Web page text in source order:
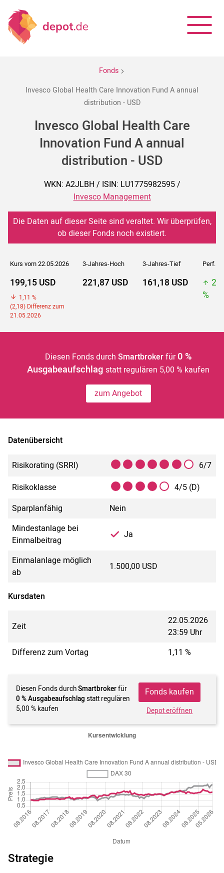
Fonds
Invesco Global Health Care Innovation Fund A annual
distribution - USD
Invesco Global Health Care
Innovation Fund A annual
distribution - USD
WKN: A2JLBH / ISIN: LU1775982595 /
Invesco Management
Die Daten auf dieser Seite sind veraltet. Wir überprüfen,
ob dieser Fonds noch existiert.
Kurs vom 22.05.2026 3-Jahres-Hoch 3-Jahres-Tief Perf. 5J
199,15 USD
1,11 %
(2,18) Differenz zum
21.05.2026
221,87 USD 161,18 USD
%
Diesen Fonds durch Smartbrokerfür 0 %
Ausgabeaufschlagstatt regulären 5,00 % kaufen
zum Angebot
Datenübersicht
Risikorating (SRRI)
6/7
Risikoklasse
4/5 (D)
Sparplanfähig
Nein
Mindestanlage bei
Einmalbeitrag
Ja
Einmalanlage möglich
ab
1.500,00 USD
Kursdaten
Zeit
22.05.2026
23:59 Uhr
Differenz zum Vortag
1,11 %
Diesen Fonds durchSmartbrokerfür
0 % Ausgabeaufschlag statt regulären
5,00 % kaufen
Fonds kaufen
Depot eröffnen
Strategie